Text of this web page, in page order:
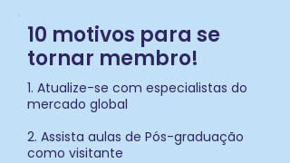
10 motivos para se
tornar membro!
1. Atualize-se com especialistas do
mercado global
2. Assista aulas de Pós-graduação
como visitante